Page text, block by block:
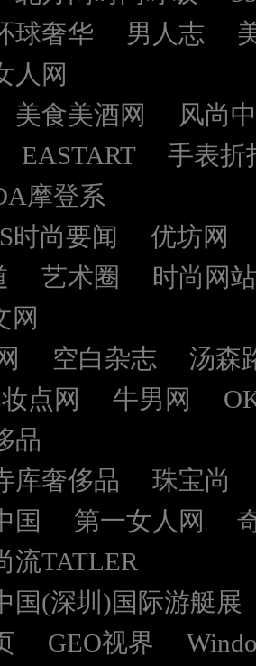
球奢华 男人志
人网
美食美酒网
风尚
EASTART
手表折
摩登系
时尚要闻
优坊网
艺术圈
时尚网站
网
空白杂志
汤森
点网 牛男网
品
库奢侈品
珠宝尚
国 第一女人网
流TATLER
国(深圳)国际游艇展
GEO视界